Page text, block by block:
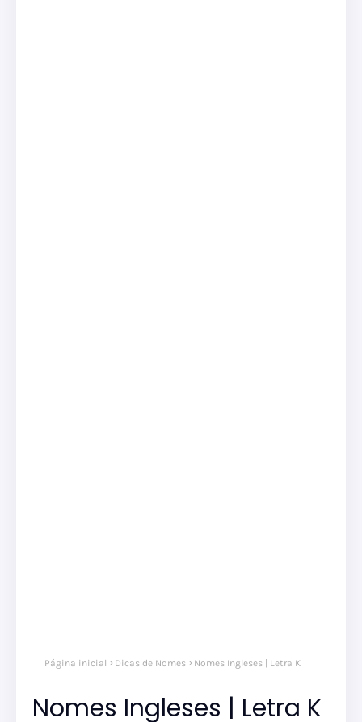
Página inicial Dicas de Nomes Nomes Ingleses | Letra K
Nomes Ingleses | Letra K